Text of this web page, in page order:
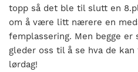
topp så det ble til slutt en
om å være litt nærere en
femplassering. Men begge
gleder oss til å se hva de
lørdag!